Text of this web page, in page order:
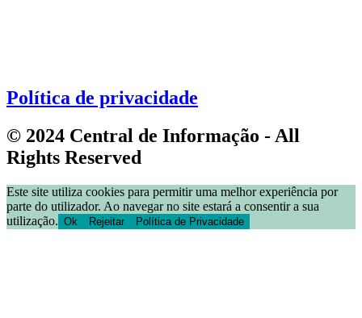
Política de privacidade
© 2024 Central de Informação - All
Rights Reserved
Este site utiliza cookies para permitir uma melhor experiência por
parte do utilizador. Ao navegar no site estará a consentir a sua
utilização. Ok Rejeitar Política de Privacidade